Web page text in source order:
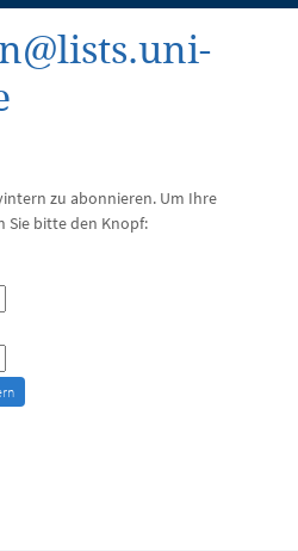
zu abonnieren. Um Ihre
Sie bitte den Knopf: